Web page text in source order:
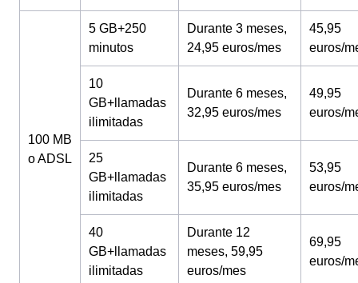
100 MB
o ADSL
5 GB+250
minutos
Durante 3 meses,
24,95 euros/mes
45,95
euros/
10
GB+llamadas
ilimitadas
Durante 6 meses,
32,95 euros/mes
49,95
euros/
25
GB+llamadas
ilimitadas
Durante 6 meses,
35,95 euros/mes
53,95
euros/
40
GB+llamadas
ilimitadas
Durante 12
meses, 59,95
euros/mes
69,95
euros/